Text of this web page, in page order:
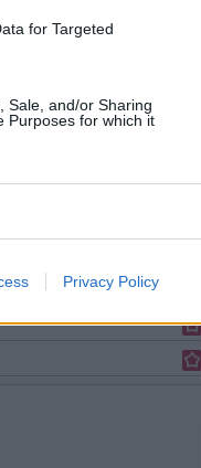
for Targeted
Sale, and/or Sharing
Purposes for which it
Privacy Policy